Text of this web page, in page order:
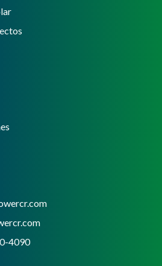
4090